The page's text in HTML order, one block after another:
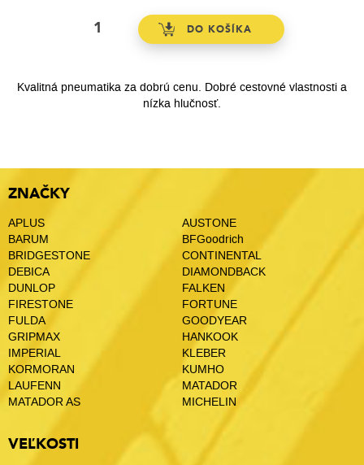
Kvalitná pneumatika za dobrú cenu. Dobré cestovné vlastnosti a
nízka hlučnosť.
ZNAČKY
APLUS
AUSTONE
BARUM
BFGoodrich
BRIDGESTONE
CONTINENTAL
DEBICA
DIAMONDBACK
DUNLOP
FALKEN
FIRESTONE
FORTUNE
FULDA
GOODYEAR
GRIPMAX
HANKOOK
IMPERIAL
KLEBER
KORMORAN
KUMHO
LAUFENN
MATADOR
MATADOR AS
MICHELIN
VEĽKOSTI